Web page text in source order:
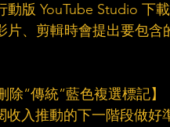
動版 YouTube Studio 下
片、剪輯時會提出要包含
除“傳統”藍色複選標記】
收入推動的下一階段做